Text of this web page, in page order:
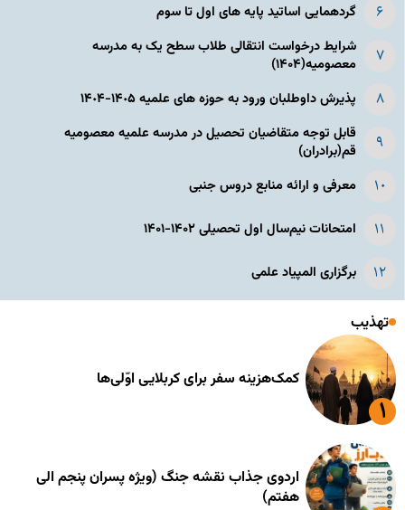
گردهمایی اساتید پایه های اول تا سوم
شرایط درخواست انتقالی طلاب سطح یک به مدرسه
معصومیه(۱۴۰۴)
پذیرش داوطلبان ورود به حوزه های علمیه ١۴٠۵-١۴٠۴
قابل توجه متقاضیان تحصیل در مدرسه علمیه معصومیه
قم(برادران)
معرفی و ارائه منابع دروس جنبی
امتحانات نیم‌سال اول تحصیلی ۱۴۰۲-۱۴۰۱
برگزاری المپیاد علمی
تهذیب
کمک‌هزینه سفر برای کربلایی اوّلی‌ها
اردوی جذاب نقشه جنگ (ویژه پسران پنجم الی
هفتم)